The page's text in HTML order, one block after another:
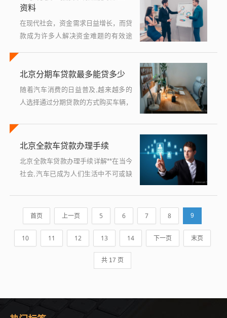
驶...
资料
在现代社会，资金需求日益增长，而贷
款成为许多人解决资金难题的有效途
到了广泛关注，本文将详细解析在北京
进行行驶...
北京分期车贷款最多能贷多少
随着汽车消费的日益普及,越来越多的
人选择通过分期贷款的方式购买车辆，
“北京分期车贷款最多能贷多少”这一核
北京全款车贷款办理手续
北京全款车贷款办理手续详解**在当今
社会,汽车已成为人们生活中不可或缺
更是一种身份和地位的象征，对于一
些...
首页 上一页 5 6 7 8 9
10 11 12 13 14 下一页 末页
共 17 页